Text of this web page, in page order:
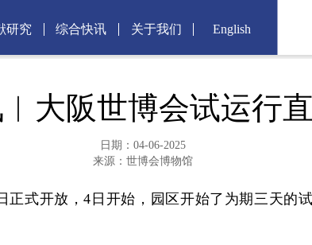
研究 综合快讯 关于我们 English
大阪世博会试运行
日期：04-06-2025
来源：世博会博物馆
式开放，4日开始，园区开始了为期三天的